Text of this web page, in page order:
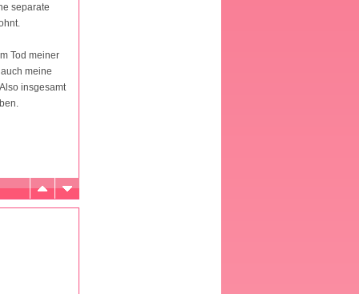
separate
Tod meiner
meine
insgesamt